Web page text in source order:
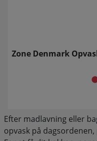
Zone Denmark
Efter madlavning eller
opvask på